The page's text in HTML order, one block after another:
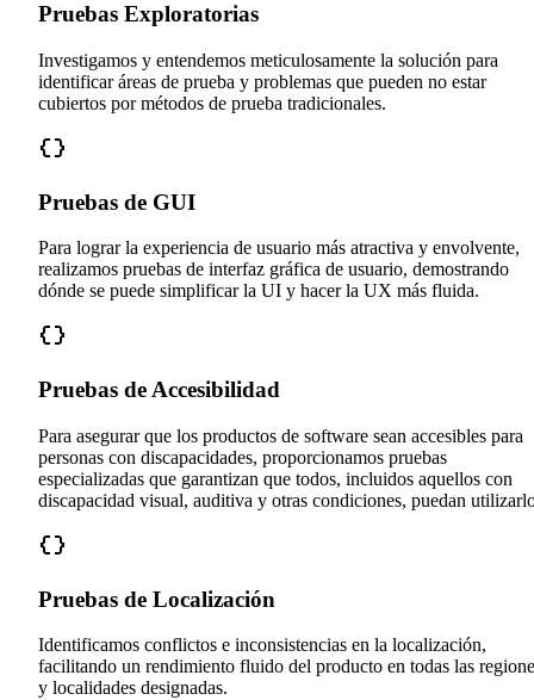
Pruebas Exploratorias
Investigamos y entendemos meticulosamente la solución para
identificar áreas de prueba y problemas que pueden no estar
cubiertos por métodos de prueba tradicionales.
Pruebas de GUI
Para lograr la experiencia de usuario más atractiva y envolvente,
realizamos pruebas de interfaz gráfica de usuario, demostrando
dónde se puede simplificar la UI y hacer la UX más fluida.
Pruebas de Accesibilidad
Para asegurar que los productos de software sean accesibles para
personas con discapacidades, proporcionamos pruebas
especializadas que garantizan que todos, incluidos aquellos con
discapacidad visual, auditiva y otras condiciones, puedan
Pruebas de Localización
Identificamos conflictos e inconsistencias en la localización,
facilitando un rendimiento fluido del producto en todas las
y localidades designadas.